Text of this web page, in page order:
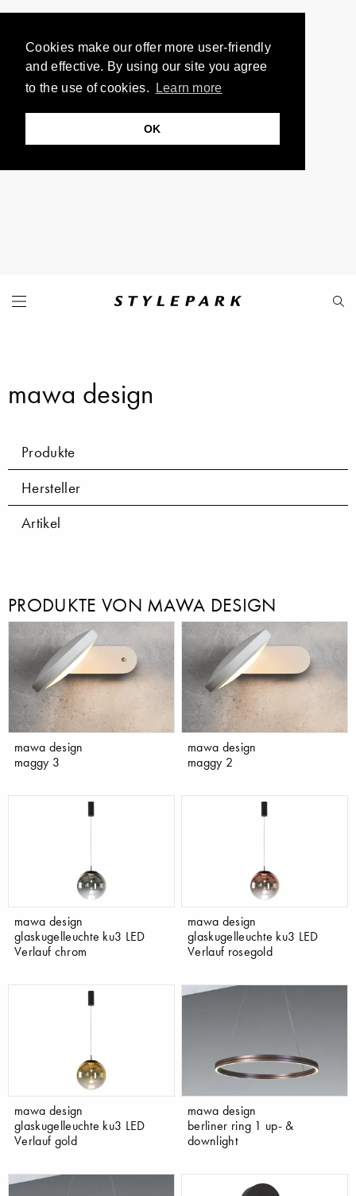
Cookies make our offer more user-friendly
and effective. By using our site you agree
to the use of cookies.
Learn more
OK
mawa design
Produkte
Hersteller
Artikel
PRODUKTE VON MAWA DESIGN
mawa design
maggy 3
mawa design
maggy 2
mawa design
glaskugelleuchte ku3 LED
Verlauf chrom
mawa design
glaskugelleuchte ku3 LED
Verlauf rosegold
mawa design
glaskugelleuchte ku3 LED
Verlauf gold
mawa design
berliner ring 1 up- &
downlight